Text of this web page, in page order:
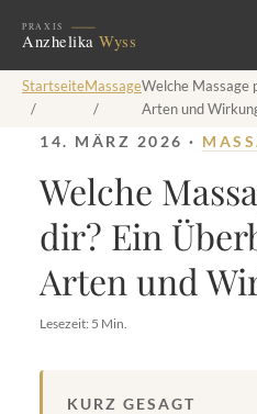
Startseite
/
Massage
/
Welche Massage
Arten und
14. MÄRZ 2026 ·
Welche
dir? Ein
Arten und
Lesezeit: 5 Min.
KURZ GESAGT